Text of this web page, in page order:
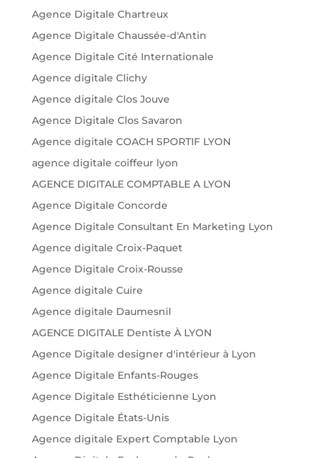
Agence Digitale Chartreux
Agence Digitale Chaussée-d'Antin
Agence Digitale Cité Internationale
Agence digitale Clichy
Agence digitale Clos Jouve
Agence Digitale Clos Savaron
Agence digitale COACH SPORTIF LYON
agence digitale coiffeur lyon
AGENCE DIGITALE COMPTABLE A LYON
Agence Digitale Concorde
Agence Digitale Consultant En Marketing Lyon
Agence digitale Croix-Paquet
Agence Digitale Croix-Rousse
Agence digitale Cuire
Agence digitale Daumesnil
AGENCE DIGITALE Dentiste À LYON
Agence Digitale designer d'intérieur à Lyon
Agence Digitale Enfants-Rouges
Agence Digitale Esthéticienne Lyon
Agence Digitale États-Unis
Agence digitale Expert Comptable Lyon